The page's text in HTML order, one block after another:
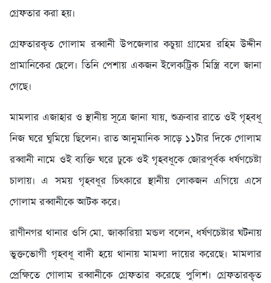
গ্রেফতার করা হয়।
গ্রেফতারকৃত গোলাম রব্বানী উপজেলার কচুয়া গ্রামের রহিম উদ্দীন
প্রামানিকের ছেলে। তিনি পেশায় একজন ইলেকট্রিক মিস্ত্রি বলে জানা
গেছে।
মামলার এজাহার ও স্থানীয় সূত্রে জানা যায়, শুক্রবার রাতে ওই গৃহবধূ
নিজ ঘরে ঘুমিয়ে ছিলেন। রাত আনুমানিক সাড়ে ১১টার দিকে গোলাম
রব্বানী নামে ওই ব্যক্তি ঘরে ঢুকে ওই গৃহবধূকে জোরপূর্বক ধর্ষণচেষ্টা
চালায়। এ সময় গৃহবধূর চিৎকারে স্থানীয় লোকজন এগিয়ে এসে
গোলাম রব্বানীকে আটক করে।
রাণীনগর থানার ওসি মো. জাকারিয়া মন্ডল বলেন, ধর্ষণচেষ্টার ঘটনায়
ভুক্তভোগী গৃহবধূ বাদী হয়ে থানায় মামলা দায়ের করেছে। মামলার
প্রেক্ষিতে গোলাম রব্বানীকে গ্রেফতার করেছে পুলিশ। গ্রেফতারকৃত